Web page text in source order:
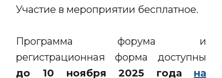
Участие в мероприятии бесплатное.
Программа форума и
регистрационная форма доступны
до 10 ноября 2025 года
на